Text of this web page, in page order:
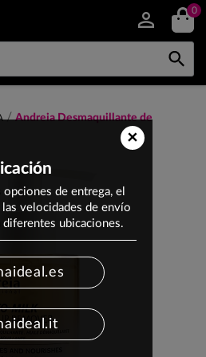
0

Andreia Desmaquillante de
×
de entrega, el
velocidades de envío
diferentes ubicaciones.